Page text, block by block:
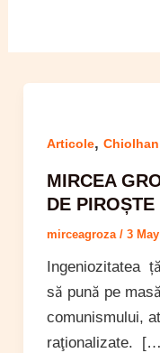
Articole, Chiolhan
MIRCEA
DE PIROȘTE
mirceagroza / 3
Ingeniozitatea
să pună pe
comunismului,
raţionalizate.